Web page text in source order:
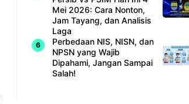
Mei 2026: Cara Nonton,
Jam Tayang, dan Analisis
Laga
Perbedaan NIS, NISN, dan
NPSN yang Wajib
Dipahami, Jangan Sampai
Salah!